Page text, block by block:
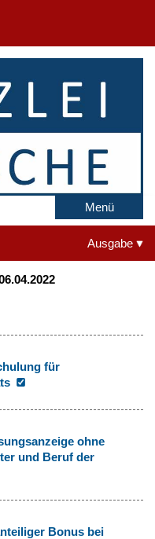
Menü
Ausgabe
für
ohne
und Beruf der
Bonus bei